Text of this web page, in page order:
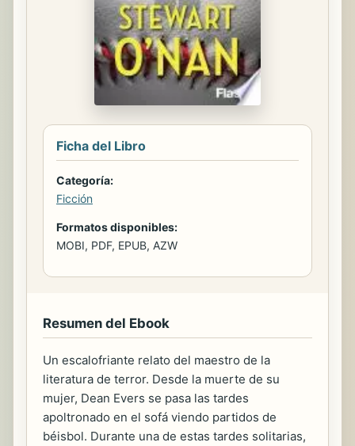
Ficha del Libro
Categoría:
Ficción
Formatos disponibles:
MOBI, PDF, EPUB, AZW
Resumen del Ebook
Un escalofriante relato del maestro de la
literatura de terror. Desde la muerte de su
mujer, Dean Evers se pasa las tardes
apoltronado en el sofá viendo partidos de
béisbol. Durante una de estas tardes solitarias,